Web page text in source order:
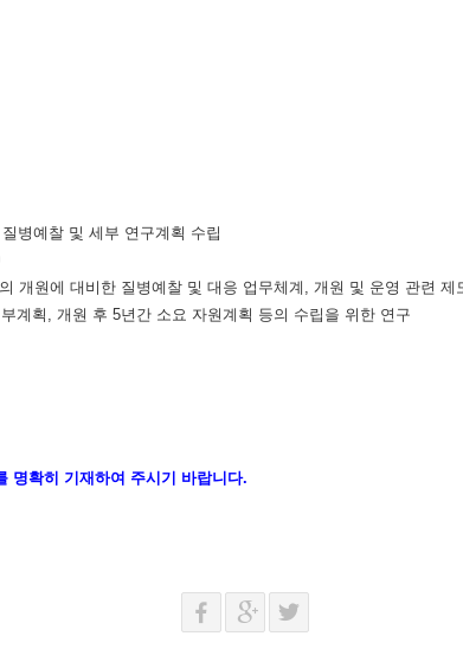
병예찰 및 세부 연구계획 수립
개원에 대비한 질병예찰 및 대응 업무체계, 개원 및 운영 관련 제
원 후 5년간 소요 자원계획 등의 수립을 위한 연구
확히 기재하여 주시기 바랍니다.